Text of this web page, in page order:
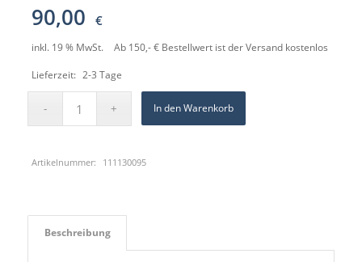
90,00
€
inkl. 19 % MwSt. Ab 150,- € Bestellwert ist der Versand kostenlos
Lieferzeit: 2-3 Tage
In den Warenkorb
Artikelnummer: 111130095
Beschreibung